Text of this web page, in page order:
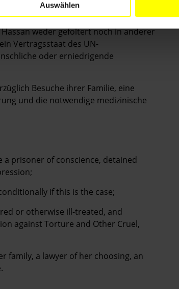
Auswählen
wenn dies der Fall ist.
weder gefoltert noch in anderer
Vertragsstaat des UN-
oder erniedrigende
Besuche ihrer Familie, eine
und die notwendige medizinische
a prisoner of conscience, detained
if this is the case;
or otherwise ill-treated, and
against Torture and Other Cruel,
family, a lawyer of her choosing, an